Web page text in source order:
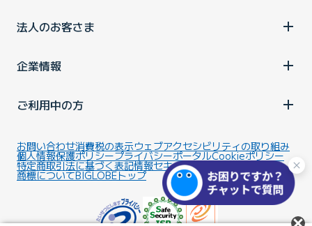
法人のお客さま
企業情報
ご利用中の方
お問い合わせ消費税の表示ウェブアクセシビリティの取り組み
個人情報保護ポリシープライバシーポータルCookieポリシー
特定商取引法に基づく表記情報セキュリティ基本方針
商標についてBIGLOBEトップ